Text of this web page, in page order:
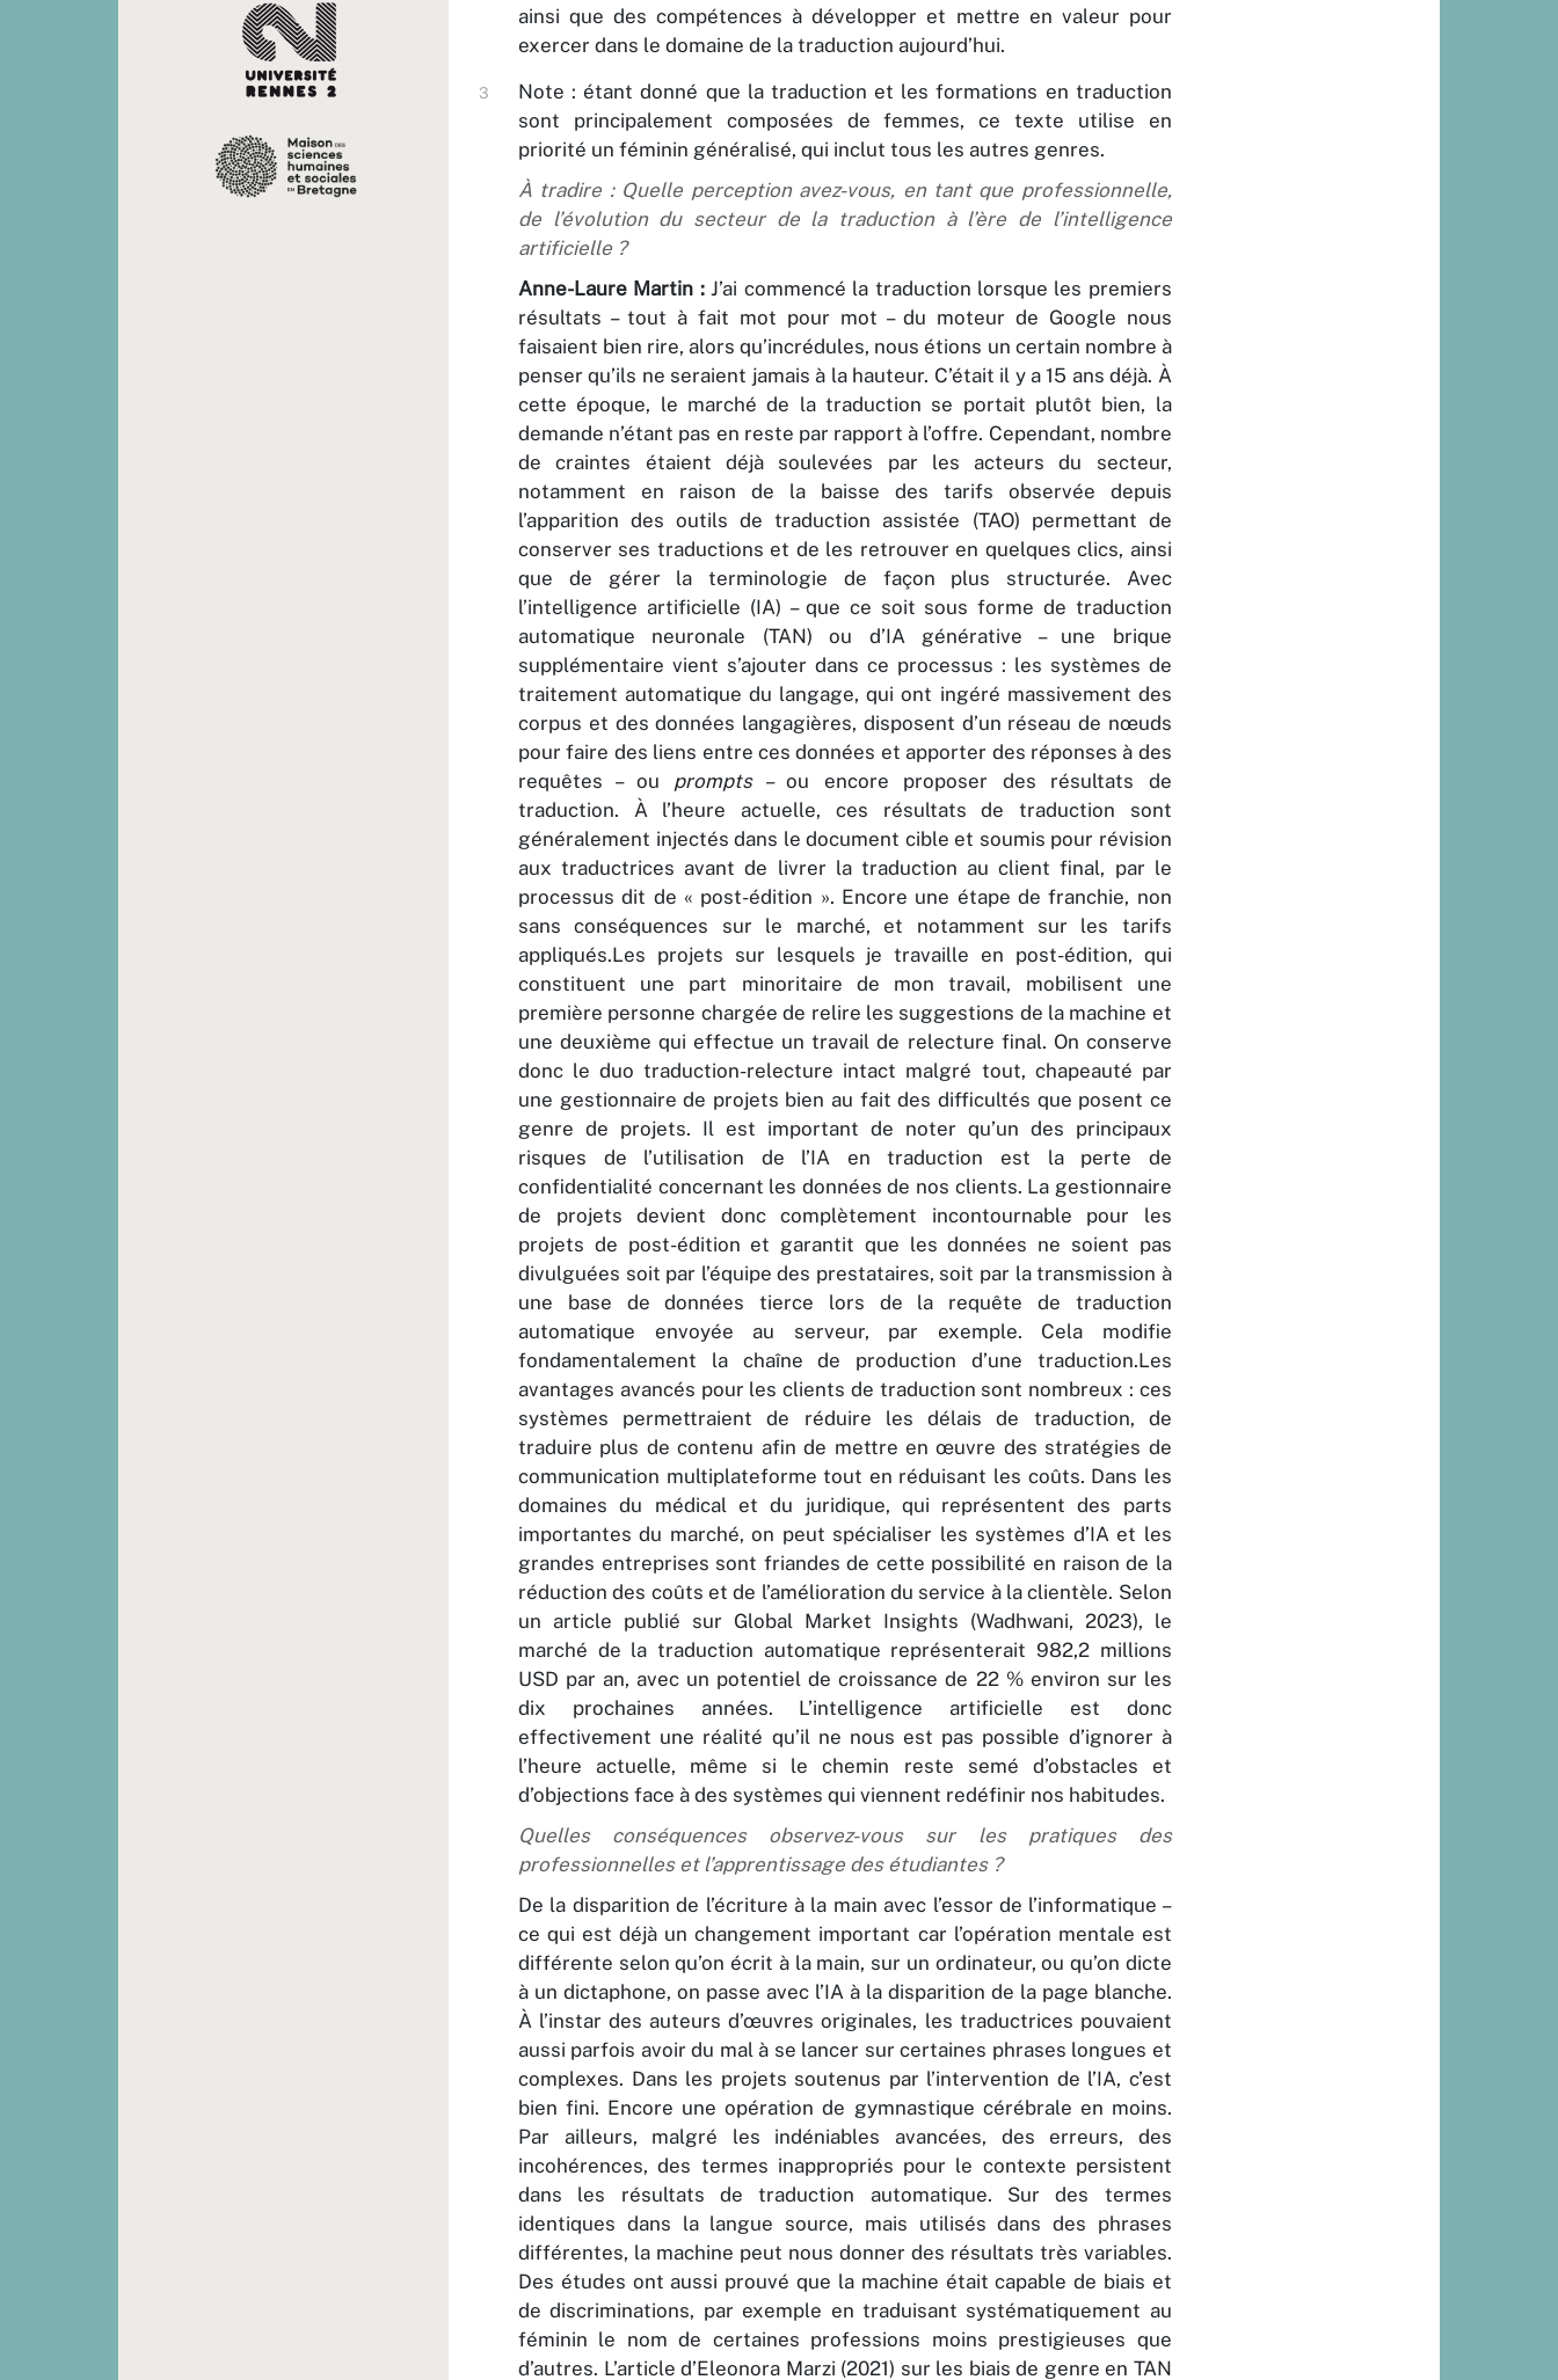
ainsi que des compétences à développer et mettre en valeur pour
exercer dans le domaine de la traduction aujourd’hui.
Note : étant donné que la traduction et les formations en traduction
sont principalement composées de femmes, ce texte utilise en
priorité un féminin généralisé, qui inclut tous les autres genres.
À tradire : Quelle perception avez-vous, en tant que professionnelle,
de l’évolution du secteur de la traduction à l’ère de l’intelligence
artificielle ?
Anne-Laure Martin :J’ai commencé la traduction lorsque les premiers
résultats – tout à fait mot pour mot – du moteur de Google nous
faisaient bien rire, alors qu’incrédules, nous étions un certain nombre à
penser qu’ils ne seraient jamais à la hauteur. C’était il y a 15 ans déjà. À
cette époque, le marché de la traduction se portait plutôt bien, la
demande n’étant pas en reste par rapport à l’offre. Cependant, nombre
de craintes étaient déjà soulevées par les acteurs du secteur,
notamment en raison de la baisse des tarifs observée depuis
l’apparition des outils de traduction assistée (TAO) permettant de
conserver ses traductions et de les retrouver en quelques clics, ainsi
que de gérer la terminologie de façon plus structurée. Avec
l’intelligence artificielle (IA) – que ce soit sous forme de traduction
automatique neuronale (TAN) ou d’IA générative – une brique
supplémentaire vient s’ajouter dans ce processus : les systèmes de
traitement automatique du langage, qui ont ingéré massivement des
corpus et des données langagières, disposent d’un réseau de nœuds
pour faire des liens entre ces données et apporter des réponses à des
requêtes – ou prompts– ou encore proposer des résultats de
traduction. À l’heure actuelle, ces résultats de traduction sont
généralement injectés dans le document cible et soumis pour révision
aux traductrices avant de livrer la traduction au client final, par le
processus dit de « post-édition ». Encore une étape de franchie, non
sans conséquences sur le marché, et notamment sur les tarifs
appliqués.Les projets sur lesquels je travaille en post-édition, qui
constituent une part minoritaire de mon travail, mobilisent une
première personne chargée de relire les suggestions de la machine et
une deuxième qui effectue un travail de relecture final. On conserve
donc le duo traduction-relecture intact malgré tout, chapeauté par
une gestionnaire de projets bien au fait des difficultés que posent ce
genre de projets. Il est important de noter qu’un des principaux
risques de l’utilisation de l’IA en traduction est la perte de
confidentialité concernant les données de nos clients. La gestionnaire
de projets devient donc complètement incontournable pour les
projets de post-édition et garantit que les données ne soient pas
divulguées soit par l’équipe des prestataires, soit par la transmission à
une base de données tierce lors de la requête de traduction
automatique envoyée au serveur, par exemple. Cela modifie
fondamentalement la chaîne de production d’une traduction.Les
avantages avancés pour les clients de traduction sont nombreux : ces
systèmes permettraient de réduire les délais de traduction, de
traduire plus de contenu afin de mettre en œuvre des stratégies de
communication multiplateforme tout en réduisant les coûts. Dans les
domaines du médical et du juridique, qui représentent des parts
importantes du marché, on peut spécialiser les systèmes d’IA et les
grandes entreprises sont friandes de cette possibilité en raison de la
réduction des coûts et de l’amélioration du service à la clientèle. Selon
un article publié sur Global Market Insights (Wadhwani, 2023), le
marché de la traduction automatique représenterait 982,2 millions
USD par an, avec un potentiel de croissance de 22 % environ sur les
dix prochaines années. L’intelligence artificielle est donc
effectivement une réalité qu’il ne nous est pas possible d’ignorer à
l’heure actuelle, même si le chemin reste semé d’obstacles et
d’objections face à des systèmes qui viennent redéfinir nos habitudes.
Quelles conséquences observez-vous sur les pratiques des
professionnelles et l’apprentissage des étudiantes ?
De la disparition de l’écriture à la main avec l’essor de l’informatique –
ce qui est déjà un changement important car l’opération mentale est
différente selon qu’on écrit à la main, sur un ordinateur, ou qu’on dicte
à un dictaphone, on passe avec l’IA à la disparition de la page blanche.
À l’instar des auteurs d’œuvres originales, les traductrices pouvaient
aussi parfois avoir du mal à se lancer sur certaines phrases longues et
complexes. Dans les projets soutenus par l’intervention de l’IA, c’est
bien fini. Encore une opération de gymnastique cérébrale en moins.
Par ailleurs, malgré les indéniables avancées, des erreurs, des
incohérences, des termes inappropriés pour le contexte persistent
dans les résultats de traduction automatique. Sur des termes
identiques dans la langue source, mais utilisés dans des phrases
différentes, la machine peut nous donner des résultats très variables.
Des études ont aussi prouvé que la machine était capable de biais et
de discriminations, par exemple en traduisant systématiquement au
féminin le nom de certaines professions moins prestigieuses que
d’autres. L’article d’Eleonora Marzi (2021) sur les biais de genre en TAN